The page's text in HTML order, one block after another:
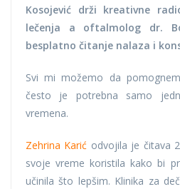
Kosojević drži kreativne
lečenja a oftalmolog dr.
besplatno čitanje nalaza i
Svi mi možemo da
često je potrebna samo
vremena.
Zehrina Karić odvojila je čitava
svoje vreme koristila kako bi
učinila što lepšim. Klinika za